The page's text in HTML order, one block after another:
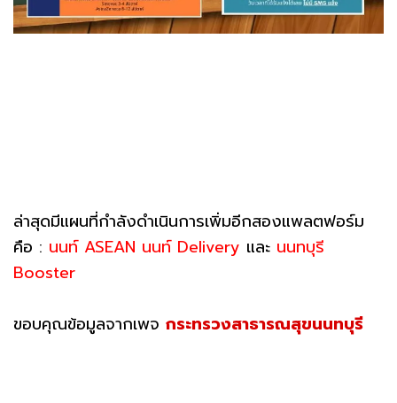
ล่าสุดมีแผนที่กำลังดำเนินการเพิ่มอีกสองแพลตฟอร์ม
คือ : นนท์ ASEAN นนท์ Delivery และ นนทบุรี
Booster
ขอบคุณข้อมูลจากเพจ กระทรวงสาธารณสุขนนทบุรี